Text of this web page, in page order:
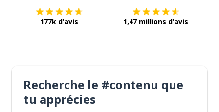
177k d’avis 1,47 millions d’avis
Recherche le #contenu que
tu apprécies